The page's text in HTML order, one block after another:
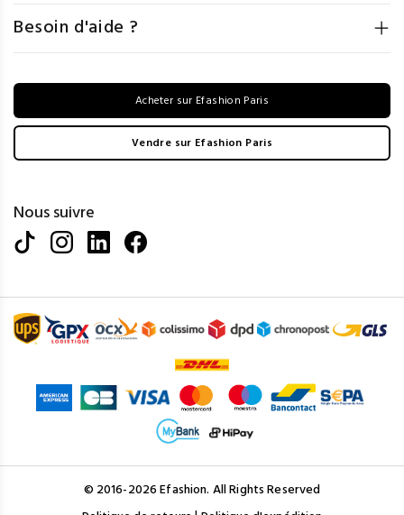
Besoin d'aide ?
Acheter sur Efashion Paris
Vendre sur Efashion Paris
Nous suivre
© 2016-2026 Efashion. All Rights Reserved